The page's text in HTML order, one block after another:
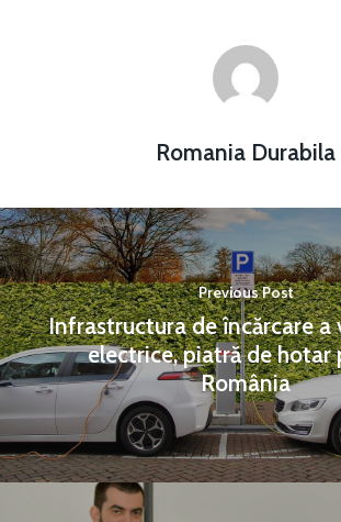
Romania Durabila
Previous Post
Infrastructura de încărcare a
electrice, piatră de hotar
România